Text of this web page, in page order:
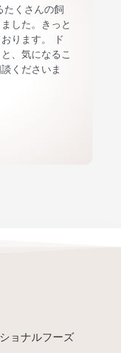
たくさんの飼
した。きっと
ります。 ド
、気になるこ
くださいま
ョナルフーズ